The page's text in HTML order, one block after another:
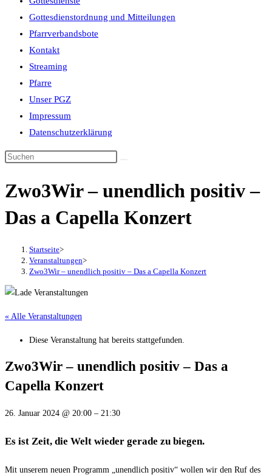
Gottesdienstordnung und Mitteilungen
Pfarrverbandsbote
Kontakt
Streaming
Pfarre
Unser PGZ
Impressum
Datenschutzerklärung
Zwo3Wir – unendlich positiv –
Das a Capella Konzert
Startseite>
Veranstaltungen>
Zwo3Wir – unendlich positiv – Das a Capella Konzert
« Alle Veranstaltungen
Diese Veranstaltung hat bereits stattgefunden.
Zwo3Wir – unendlich positiv – Das a
Capella Konzert
26. Januar 2024 @ 20:00 – 21:30
Es ist Zeit, die Welt wieder gerade zu biegen.
Mit unserem neuen Programm „unendlich positiv“ wollen wir den Ruf des